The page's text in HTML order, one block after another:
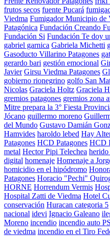
frutos secos fuente Pucará
Viedma Fumigador Municipio de
Patagónica Fundación Creando
Fundación Si Fundación Te doy
gabriel garnica Gabriela Michetti
Gasoducto Villarino Patagones
gerardo bari gestión emocional
Javier Girsu Viedma Patagones
gobierno rionegrino golfo San
Nicolas Graciela Holtz Graciela
gremios patagones gremios zona
Mitre prepara la 3° Fiesta
Jócano guillermo moreno
del Mundo Gustavo Damián
Hamvides haroldo lebed Hay
Patagones HCD Patagones HCD
metal Hector Pipi Telechea
digital homenaje Homenaje a
homicidio en el hipódromo
Patagones Horacio "Pechi"
HORNE Horrendum Vermis
Hospital Zatti de Viedma Hotel
conservación Huracan categoria 5
nacional idevi Ignacio Galeano
Moreno incendio incendio auto
de viedma incendio en el Tiro